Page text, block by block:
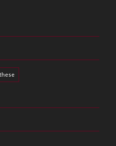
these